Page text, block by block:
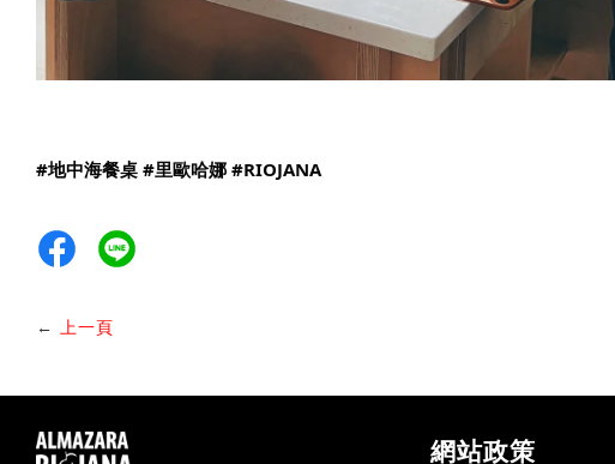
#地中海餐桌 #里歐哈娜 #RIOJANA
← 上一頁
網站政策